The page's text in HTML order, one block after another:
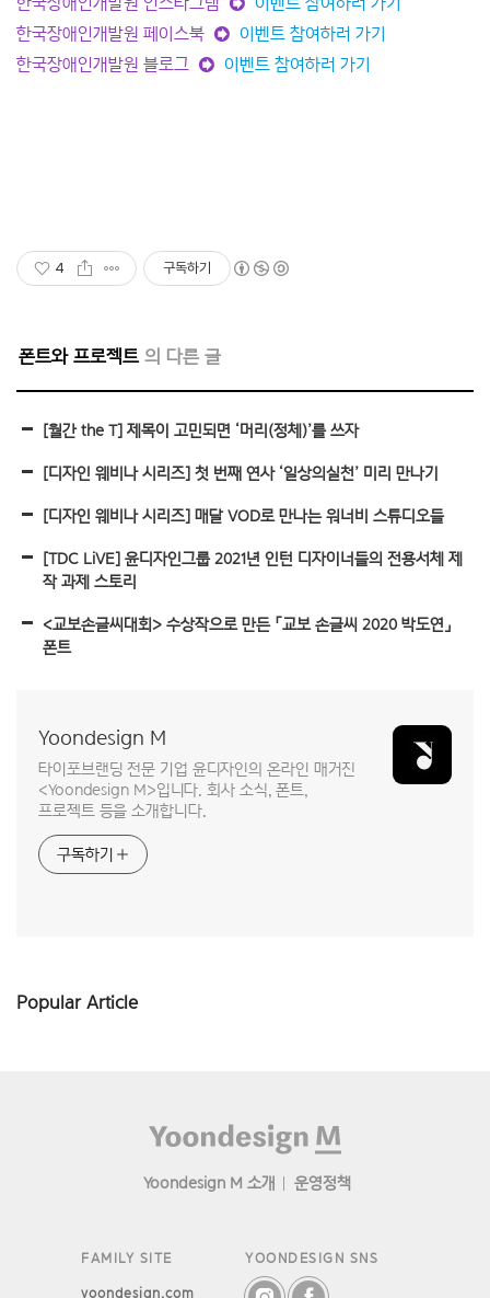
한국장애인개발원 페이스북 ➲ 이벤트 참여하러 가기
한국장애인개발원 블로그 ➲ 이벤트 참여하러 가기
4 구독하기
폰트와 프로젝트
[월간 the T] 제목이 고민되면 ‘머리(정체)’를 쓰자
[디자인 웨비나 시리즈] 첫 번째 연사 ‘일상의실천’ 미리 만나기
[디자인 웨비나 시리즈] 매달 VOD로 만나는 워너비 스튜디오들
[TDC LiVE] 윤디자인그룹 2021년 인턴 디자이너들의 전용서체 제
작 과제 스토리
<교보손글씨대회> 수상작으로 만든 「교보 손글씨 2020 박도연」
폰트
Yoondesign M
타이포브랜딩 전문 기업 윤디자인의 온라인 매거진
<Yoondesign M>입니다. 회사 소식, 폰트,
프로젝트 등을 소개합니다.
구독하기
Popular Article
Yoondesign M 소개 운영정책
FAMILY SITE
yoondesign.com
YOONDESIGN SNS